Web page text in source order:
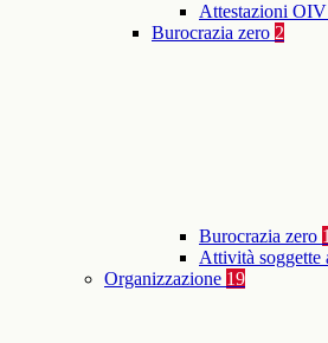
Attestazioni OIV
Burocrazia zero 2
Burocrazia zero 1
Attività soggette
Organizzazione 19